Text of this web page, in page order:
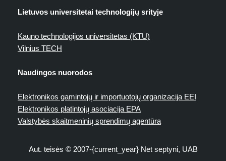
Lietuvos universitetai technologijų srityje
Kauno technologijos universitetas (KTU)
Vilnius TECH
Naudingos nuorodos
Elektronikos gamintojų ir importuotojų organizacija EEI
Elektronikos platintojų asociacija EPA
Valstybės skaitmeninių sprendimų agentūra
Aut. teisės © 2007-{current_year} Net septyni, UAB